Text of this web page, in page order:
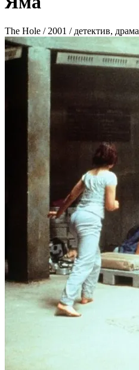
The Hole / 2001 / детектив, драма